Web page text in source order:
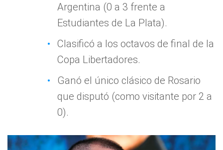
Argentina (0 a 3 frente a
Estudiantes de La Plata).
Clasificó a los octavos de final de la
Copa Libertadores.
Ganó el único clásico de Rosario
que disputó (como visitante por 2 a
0).